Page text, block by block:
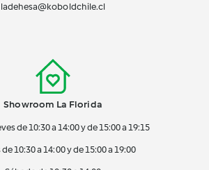
ladehesa@koboldchile.cl
Showroom La Florida
de 10:30 a 14:00 y de 15:00 a 19:15
10:30 a 14:00 y de 15:00 a 19:00